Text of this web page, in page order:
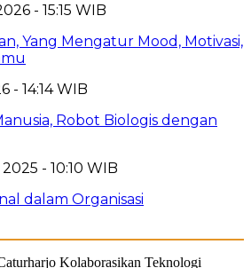
- 15:15 WIB
Yang Mengatur Mood, Motivasi,
- 14:14 WIB
Robot Biologis dengan
- 10:10 WIB
dalam Organisasi